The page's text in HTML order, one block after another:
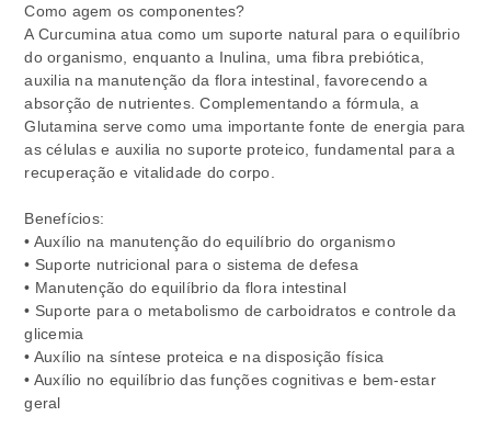
Como agem os componentes?
A Curcumina atua como um suporte natural para o equilíbrio
do organismo, enquanto a Inulina, uma fibra prebiótica,
auxilia na manutenção da flora intestinal, favorecendo a
absorção de nutrientes. Complementando a fórmula, a
Glutamina serve como uma importante fonte de energia para
as células e auxilia no suporte proteico, fundamental para a
recuperação e vitalidade do corpo.
Benefícios:
• Auxílio na manutenção do equilíbrio do organismo
• Suporte nutricional para o sistema de defesa
• Manutenção do equilíbrio da flora intestinal
• Suporte para o metabolismo de carboidratos e controle da
glicemia
• Auxílio na síntese proteica e na disposição física
• Auxílio no equilíbrio das funções cognitivas e bem-estar
geral